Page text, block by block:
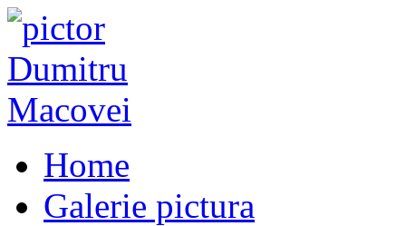
Home
Galerie pictura